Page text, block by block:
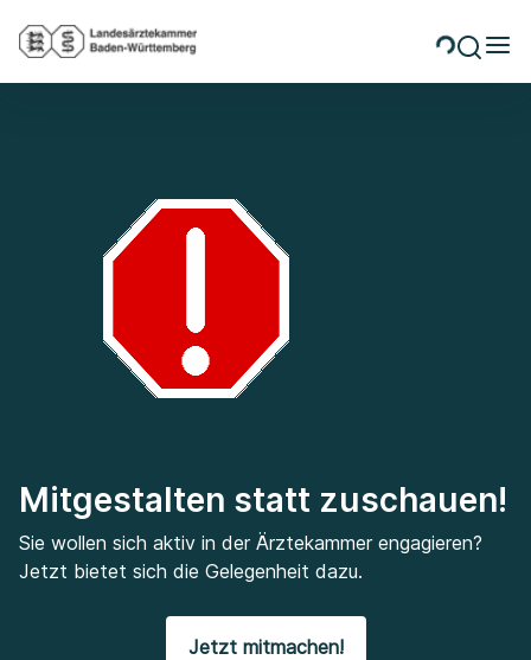
Mitgestalten statt zuschauen!
Sie wollen sich aktiv in der Ärztekammer engagieren?
Jetzt bietet sich die Gelegenheit dazu.
Jetzt mitmachen!